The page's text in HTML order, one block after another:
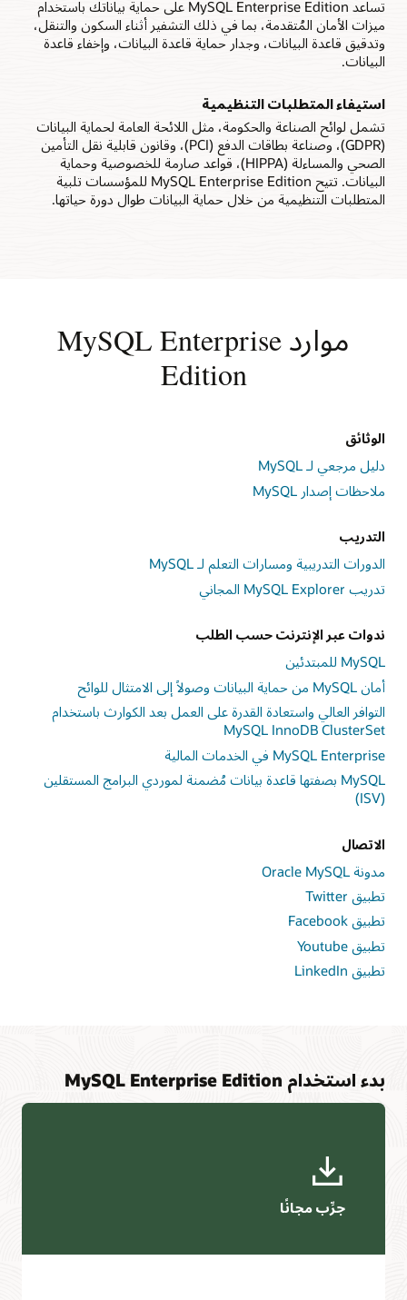
المهمة، مما يتيح لك بسهولة ضمان حماية أصولك الأكثر قيمة من
فقدان البيانات.
مراقبة الأداء في الوقت الفعلي
تساعد MySQL Enterprise Edition على حماية بياناتك باستخدام
ميزات الأمان المُتقدمة، بما في ذلك التشفير أثناء السكون والتنقل،
وتدقيق قاعدة البيانات، وجدار حماية قاعدة البيانات، وإخفاء قاعدة
البيانات.
استيفاء المتطلبات التنظيمية
تشمل لوائح الصناعة والحكومة، مثل اللائحة العامة لحماية البيانات
(GDPR)، وصناعة بطاقات الدفع (PCI)، وقانون قابلية نقل التأمين
الصحي والمساءلة (HIPPA)، قواعد صارمة للخصوصية وحماية
البيانات. تتيح MySQL Enterprise Edition للمؤسسات تلبية
المتطلبات التنظيمية من خلال حماية البيانات طوال دورة حياتها.
موارد MySQL Enterprise
Edition
الوثائق
دليل مرجعي لـ MySQL
ملاحظات إصدار MySQL
التدريب
الدورات التدريبية ومسارات التعلم لـ MySQL
تدريب MySQL Explorer المجاني
ندوات عبر الإنترنت حسب الطلب
MySQL للمبتدئين
أمان MySQL من حماية البيانات وصولاً إلى الامتثال للوائح
التوافر العالي واستعادة القدرة على العمل بعد الكوارث باستخدام
MySQL InnoDB ClusterSet
MySQL Enterprise في الخدمات المالية
MySQL بصفتها قاعدة بيانات مُضمنة لموردي البرامج المستقلين
(ISV)
الاتصال
مدونة Oracle MySQL
تطبيق Twitter
تطبيق Facebook
تطبيق Youtube
تطبيق LinkedIn
بدء استخدام MySQL Enterprise Edition
جرِّب مجانًا‬